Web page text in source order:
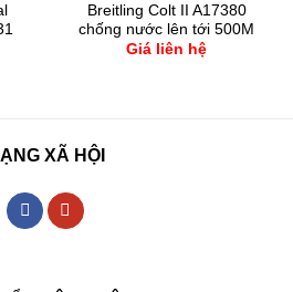
Breitling Colt II A17380
chống nước lên tới 500M
Giá liên hệ
XÃ HỘI